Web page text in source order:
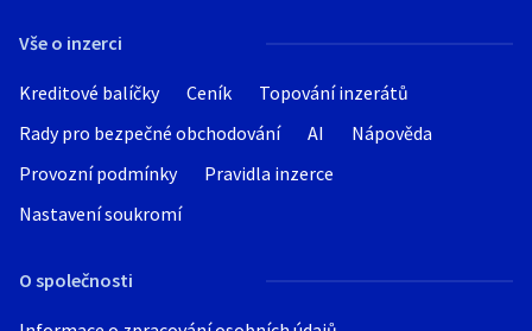
Vše o inzerci
Kreditové balíčky Ceník
Topování inzerátů
Rady pro bezpečné obchodování
AI
Nápověda
Provozní podmínky
Pravidla inzerce
Nastavení soukromí
O společnosti